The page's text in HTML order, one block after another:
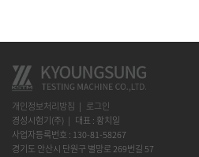
개인정보처리방침
로그인
경성시험기(주)
대표 : 황치일
사업자등록번호 : 130-81-58267
경기도 안산시 단원구 별망로 269번길 57